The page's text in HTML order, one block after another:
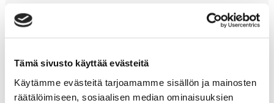
Tämä sivusto käyttää evästeitä
Käytämme evästeitä tarjoamamme sisällön ja mainosten
räätälöimiseen, sosiaalisen median ominaisuuksien
Lisäksi pyrimme edistämään tilintarkastajien välistä
yhteistyötä tarjoamalla alihankintapalveluita tarpeesi
OTA YHTEYTTÄ